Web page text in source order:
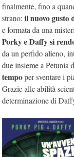
finalmente, fino a
strano: il nuovo gusto
e formata da una
Porky e Daffy si
da un perfido alieno,
due insieme a Petunia
tempoper sventare i
Grazie alle abilità
determinazione di